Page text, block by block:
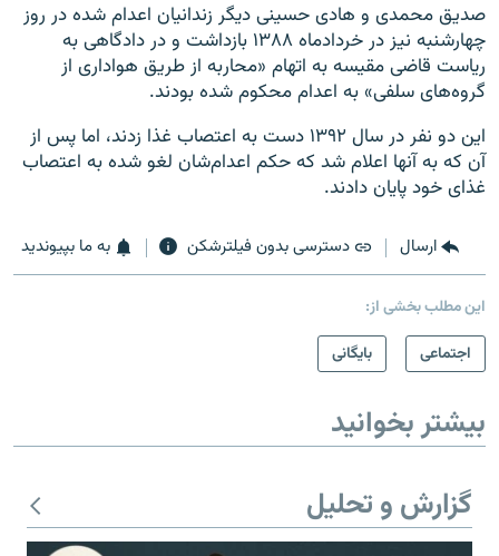
صدیق محمدی و هادی حسینی دیگر زندانیان اعدام شده در روز
چهارشنبه نیز در خردادماه ۱۳۸۸ بازداشت و در دادگاهی به
ریاست قاضی مقیسه به اتهام «محاربه از طریق هواداری از
گروه‌های سلفی» به اعدام محکوم شده بودند.
این دو نفر در سال ۱۳۹۲ دست به اعتصاب غذا زدند، اما پس از
آن ‌که به آنها اعلام شد که حکم اعدام‌شان لغو شده به اعتصاب
غذای خود پایان دادند.
ارسال دسترسی بدون فیلترشکن به ما بپیوندید
این مطلب بخشی از:
اجتماعی
بایگانی
بیشتر بخوانید
گزارش و تحلیل